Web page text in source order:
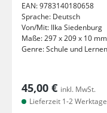
EAN:9783140180658
Sprache: Deutsch
Von/Mit: Ilka Siedenburg
Maße:297 x 209 x 10 mm
Genre:Schule und Lernen
45,00 € inkl. MwSt.
Lieferzeit 1-2 Werktage